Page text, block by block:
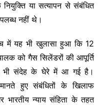
या सत्यापन से संबंधित
नहीं थे।
में यह भी खुलासा हुआ कि 12
को गैस सिलेंडरों की आपूर्ति
भी संदेह के घेरे में आ गई है।
हुए संबंधितों के खिलाफ
न्याय संहिता के तहत